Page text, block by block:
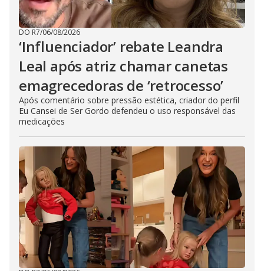
DO R7/06/08/2026
‘Influenciador’ rebate Leandra
Leal após atriz chamar canetas
emagrecedoras de ‘retrocesso’
Após comentário sobre pressão estética, criador do perfil
Eu Cansei de Ser Gordo defendeu o uso responsável das
medicações